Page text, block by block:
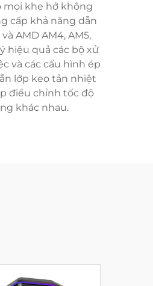
mọi khe hở không
cấp khả năng dẫn
AMD AM4, AM5,
hiệu quả các bộ xử
và các cấu hình ép
lớp keo tản nhiệt
điều chỉnh tốc độ
khác nhau.